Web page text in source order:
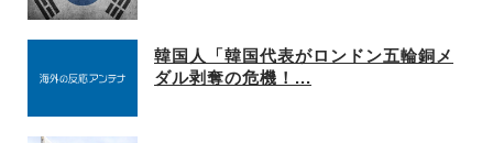
韓国人「韓国代表がロンドン五輪銅メ
ダル剥奪の危機！...